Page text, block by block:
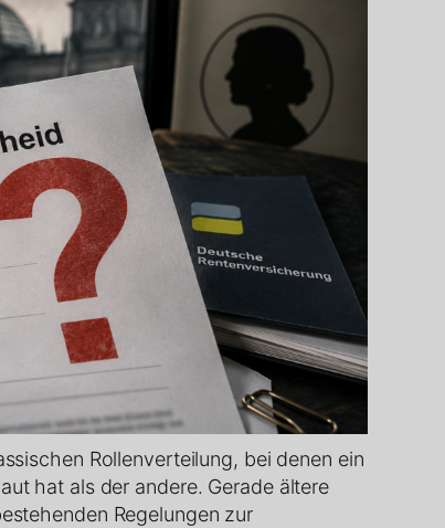
Rollenverteilung, bei denen ein
hat als der andere. Gerade ältere
Regelungen zur